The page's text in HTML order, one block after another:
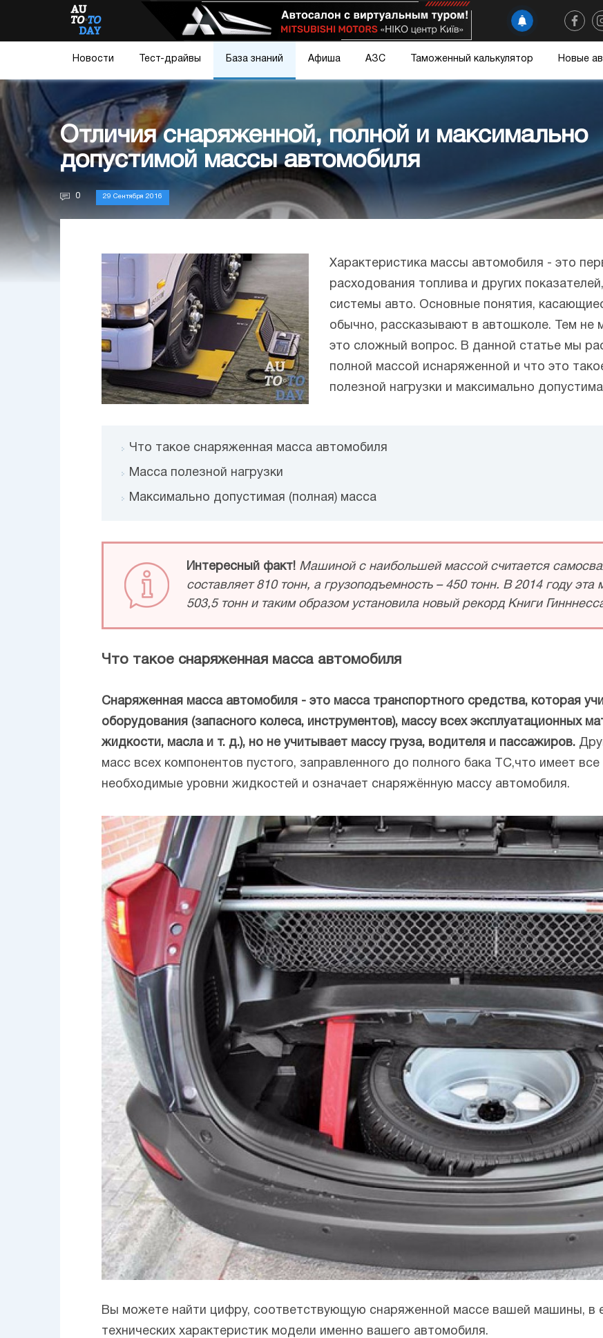
Новости Тест-драйвы База знаний Афиша АЗС Таможенный калькулятор Новые
Отличия снаряженной, полной и максимально
допустимой массы автомобиля
0 29 Сентября 2016
Характеристика массы автомобиля - это
расходования топлива и других
системы авто. Основные понятия,
обычно, рассказывают в автошколе. Тем не
это сложный вопрос. В данной статье мы
полной массой иснаряженной и что это
полезной нагрузки и максимально
Что такое снаряженная масса автомобиля
Масса полезной нагрузки
Максимально допустимая (полная) масса
Интересный факт! Машиной с наибольшей массой считается
составляет 810 тонн, а грузоподъемность – 450 тонн. В 2014 году
503,5 тонн и таким образом установила новый рекорд Книги
Что такое снаряженная масса автомобиля
Снаряженная масса автомобиля - это масса транспортного средства, которая
оборудования (запасного колеса, инструментов), массу всех эксплуатационных
жидкости, масла и т. д.), но не учитывает массу груза, водителя и пассажиров.
масс всех компонентов пустого, заправленного до полного бака ТС,что имеет
необходимые уровни жидкостей и означает снаряжённую массу автомобиля.
Вы можете найти цифру, соответствующую снаряженной массе вашей машины, в
технических характеристик модели именно вашего автомобиля.